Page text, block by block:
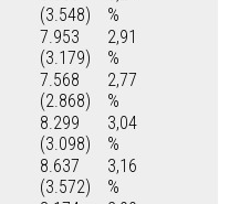
(3.548)
%
7.953
(3.179)
2,91
%
7.568
(2.868)
2,77
%
8.299
(3.098)
3,04
%
8.637
(3.572)
3,16
%